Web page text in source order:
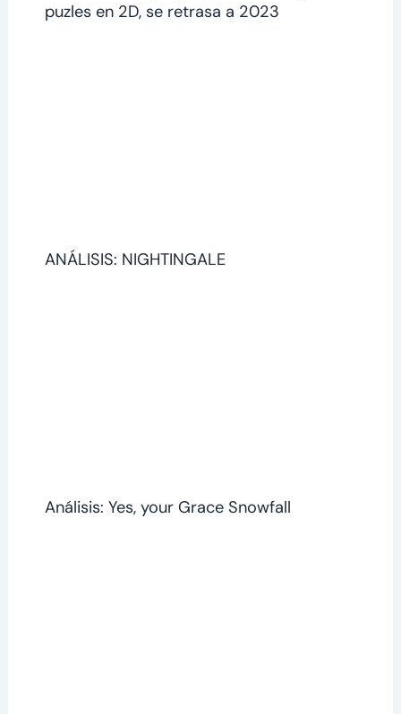
puzles en 2D, se retrasa a 2023
ANÁLISIS: NIGHTINGALE
Análisis: Yes, your Grace Snowfall